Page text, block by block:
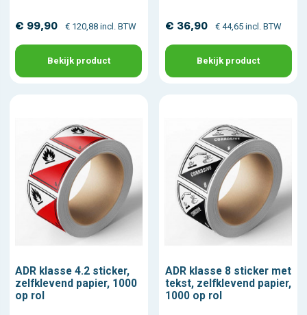
€ 99,90 € 120,88 incl. BTW
Bekijk product
€ 36,90 € 44,65 incl. BTW
Bekijk product
ADR klasse 4.2 sticker,
zelfklevend papier, 1000
op rol
ADR klasse 8 sticker met
tekst, zelfklevend papier,
1000 op rol